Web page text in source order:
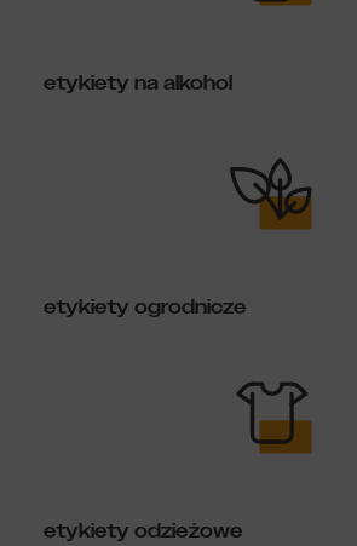
etykiety na alkohol
etykiety ogrodnicze
etykiety odzieżowe